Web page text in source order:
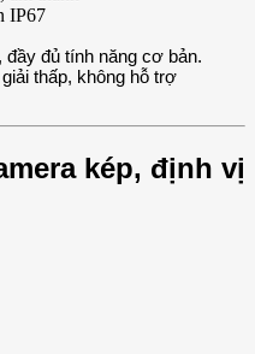
IP67
đủ tính năng cơ bản.
thấp, không hỗ trợ
kép, định vị